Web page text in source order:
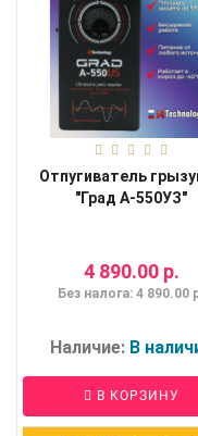
Отпугиватель
"Град А-550УЗ"
4 890.00 р.
Без налога: 4 890.00
Наличие: В
В КОРЗИНУ